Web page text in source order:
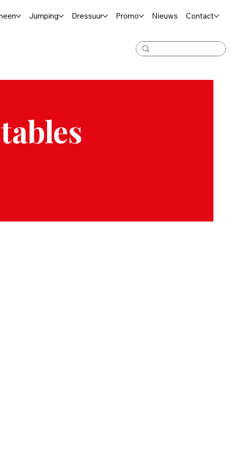
Jumping Dressuur Promo Nieuws Contact